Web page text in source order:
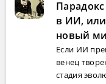
в ИИ,
новый
Если ИИ
венец
стадия